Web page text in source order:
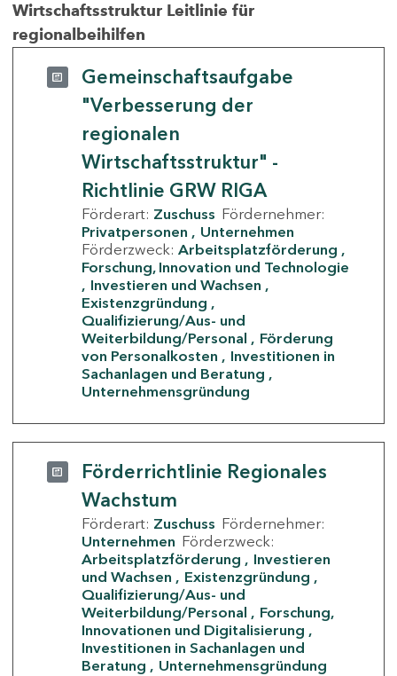
Wirtschaftsstruktur Leitlinie für
regionalbeihilfen
Gemeinschaftsaufgabe
"Verbesserung der
regionalen
Wirtschaftsstruktur" -
Richtlinie GRW RIGA
Förderart: Zuschuss Fördernehmer:
Privatpersonen
Unternehmen
Förderzweck: Arbeitsplatzförderung
Forschung, Innovation und Technologie
Investieren und Wachsen
Existenzgründung
Qualifizierung/Aus- und
Weiterbildung/Personal
Förderung
von Personalkosten
Investitionen in
Sachanlagen und Beratung
Unternehmensgründung
Förderrichtlinie Regionales
Wachstum
Förderart: Zuschuss Fördernehmer:
Unternehmen Förderzweck:
Arbeitsplatzförderung
Investieren
und Wachsen
Existenzgründung
Qualifizierung/Aus- und
Weiterbildung/Personal
Forschung,
Innovationen und Digitalisierung
Investitionen in Sachanlagen und
Beratung
Unternehmensgründung